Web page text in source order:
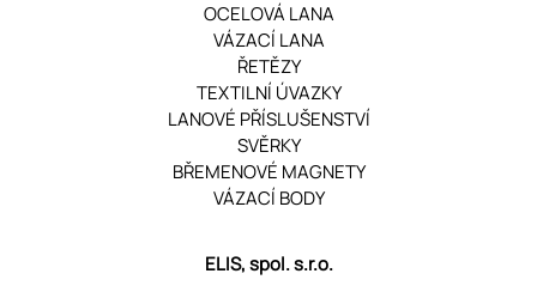
OCELOVÁ LANA
VÁZACÍ LANA
ŘETĚZY
TEXTILNÍ ÚVAZKY
LANOVÉ PŘÍSLUŠENSTVÍ
SVĚRKY
BŘEMENOVÉ MAGNETY
VÁZACÍ BODY
ELIS, spol. s.r.o.